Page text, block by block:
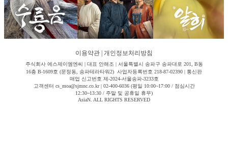
이용약관 개인정보처리방침
주식회사 에스제이엠엔씨 | 대표 안해조 | 서울특별시 송파구 송파대로 201, B동
16층 B-1609호 (문정동, 송파테라타워2) 사업자등록번호 218-87-02390 | 통신판
매업 신고번호 제-2024-서울송파-3233호
고객센터 cs_moa@sjmnc.co.kr | 02-400-6036 (평일 10:00~17:00 / 점심시간
12:30~13:30 / 주말 및 공휴일 휴무)
AsiaN. ALL RIGHTS RESERVED